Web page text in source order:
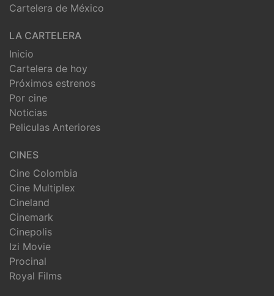
Cartelera de México
LA CARTELERA
Inicio
Cartelera de hoy
Próximos estrenos
Por cine
Noticias
Peliculas Anteriores
CINES
Cine Colombia
Cine Multiplex
Cineland
Cinemark
Cinepolis
Izi Movie
Procinal
Royal Films